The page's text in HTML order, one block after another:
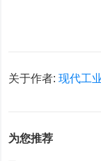
关于作者:现代工
为您推荐